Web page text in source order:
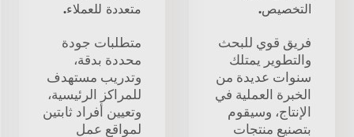
التخصيص.
فريق قوي للبحث
والتطوير يمتلك
سنوات عديدة من
الخبرة العملية في
الإنتاج، وسيقوم
بتصنيع منتجات
متعددة للعملاء.
متطلبات جودة
محددة بدقة،
وتدريب مستهدف
للمراكز الرئيسية،
وتعيين أفراد ثابتين
لمواقع عمل